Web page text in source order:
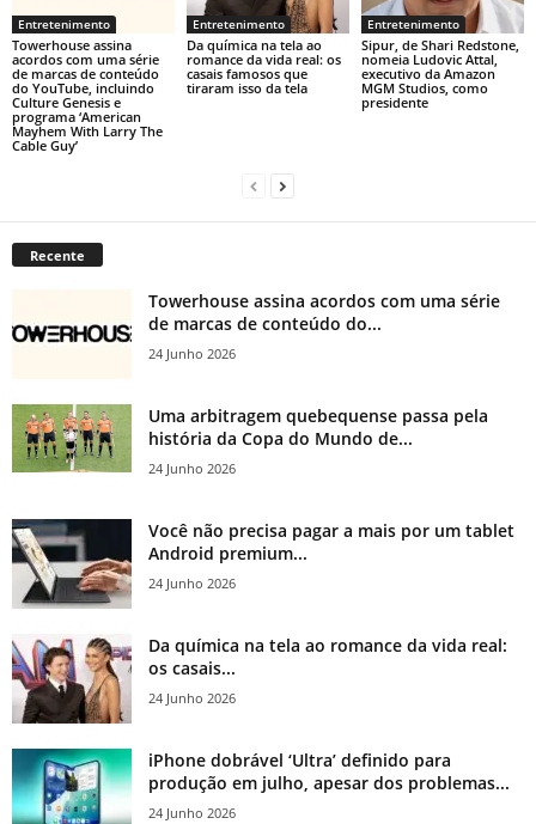
Entretenimento
Towerhouse assina
acordos com uma série
de marcas de conteúdo
do YouTube, incluindo
Culture Genesis e
programa ‘American
Mayhem With Larry The
Cable Guy’
Entretenimento
Da química na tela ao
romance da vida real: os
casais famosos que
tiraram isso da tela
Entretenimento
Sipur, de Shari Redstone,
nomeia Ludovic Attal,
executivo da Amazon
MGM Studios, como
presidente
Recente
Towerhouse assina acordos com uma série
de marcas de conteúdo do...
24 Junho 2026
Uma arbitragem quebequense passa pela
história da Copa do Mundo de...
24 Junho 2026
Você não precisa pagar a mais por um tablet
Android premium...
24 Junho 2026
Da química na tela ao romance da vida real:
os casais...
24 Junho 2026
iPhone dobrável ‘Ultra’ definido para
produção em julho, apesar dos problemas...
24 Junho 2026